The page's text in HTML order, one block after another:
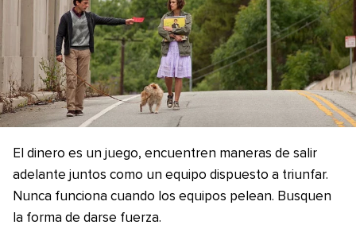
El dinero es un juego, encuentren maneras de salir
adelante juntos como un equipo dispuesto a triunfar.
Nunca funciona cuando los equipos pelean. Busquen
la forma de darse fuerza.